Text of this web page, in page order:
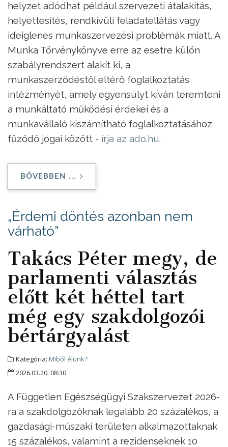
helyzet adódhat például szervezeti átalakítás,
helyettesítés, rendkívüli feladatellátás vagy
ideiglenes munkaszervezési problémák miatt. A
Munka Törvénykönyve erre az esetre külön
szabályrendszert alakít ki, a
munkaszerződéstől eltérő foglalkoztatás
intézményét, amely egyensúlyt kíván teremteni
a munkáltató működési érdekei és a
munkavállaló kiszámítható foglalkoztatásához
fűződő jogai között - írja az ado.hu.
BŐVEBBEN ...
„Érdemi döntés azonban nem
várható”
Takács Péter megy, de
parlamenti választás
előtt két héttel tart
még egy szakdolgozói
bértárgyalást
Kategória: Miből élünk?
2026.03.20. 08:30
A Független Egészségügyi Szakszervezet 2026-
ra a szakdolgozóknak legalább 20 százalékos, a
gazdasági-műszaki területen alkalmazottaknak
15 százalékos, valamint a rezidenseknek 10